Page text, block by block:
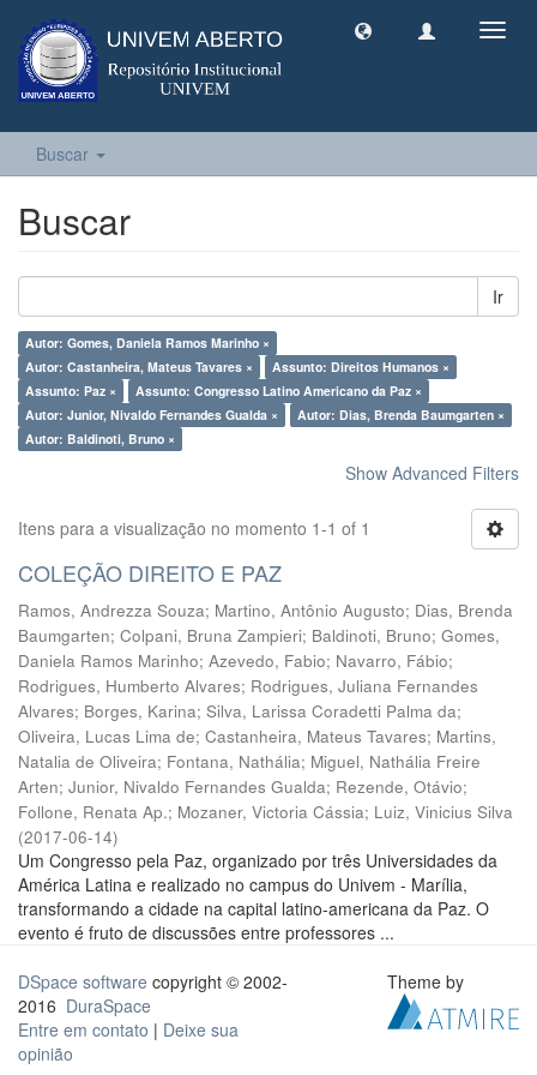
Buscar
Buscar
Ir
Autor: Gomes, Daniela Ramos Marinho ×
Autor: Castanheira, Mateus Tavares ×
Assunto: Direitos Humanos ×
Assunto: Paz ×
Assunto: Congresso Latino Americano da Paz ×
Autor: Junior, Nivaldo Fernandes Gualda ×
Autor: Dias, Brenda Baumgarten ×
Autor: Baldinoti, Bruno ×
Show Advanced Filters
Itens para a visualização no momento 1-1 of 1
COLEÇÃO DIREITO E PAZ
Ramos, Andrezza Souza; Martino, Antônio Augusto; Dias, Brenda
Baumgarten; Colpani, Bruna Zampieri; Baldinoti, Bruno; Gomes,
Daniela Ramos Marinho; Azevedo, Fabio; Navarro, Fábio;
Rodrigues, Humberto Alvares; Rodrigues, Juliana Fernandes
Alvares; Borges, Karina; Silva, Larissa Coradetti Palma da;
Oliveira, Lucas Lima de; Castanheira, Mateus Tavares; Martins,
Natalia de Oliveira; Fontana, Nathália; Miguel, Nathália Freire
Arten; Junior, Nivaldo Fernandes Gualda; Rezende, Otávio;
Follone, Renata Ap.; Mozaner, Victoria Cássia; Luiz, Vinicius Silva
(2017-06-14)
Um Congresso pela Paz, organizado por três Universidades da
América Latina e realizado no campus do Univem - Marília,
transformando a cidade na capital latino-americana da Paz. O
evento é fruto de discussões entre professores ...
DSpace software copyright © 2002-
2016 DuraSpace
Entre em contato | Deixe sua
opinião
Theme by